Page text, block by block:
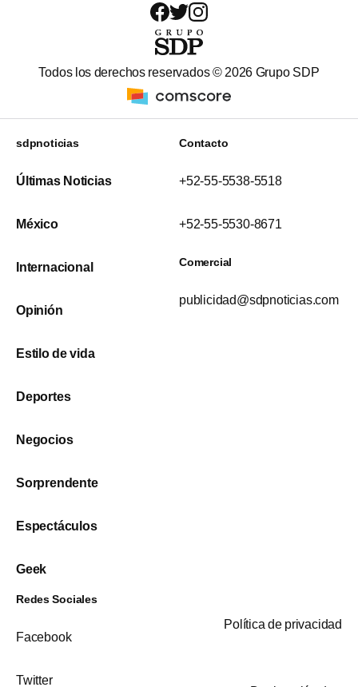
Todos los derechos reservados © 2026 Grupo SDP
sdpnoticias
Últimas Noticias
México
Internacional
Opinión
Estilo de vida
Deportes
Negocios
Sorprendente
Espectáculos
Geek
Contacto
+52-55-5538-5518
+52-55-5530-8671
Comercial
publicidad@sdpnoticias.com
Redes Sociales
Facebook
Twitter
Política de privacidad